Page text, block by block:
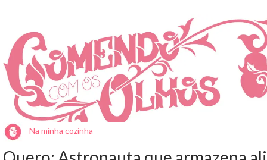
Na minha cozinha